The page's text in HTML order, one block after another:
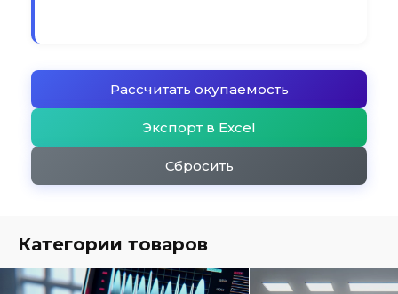
Рассчитать окупаемость
Экспорт в Excel
Сбросить
Категории товаров